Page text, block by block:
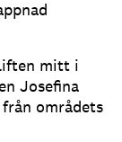
mitt i
Josefina
områdets